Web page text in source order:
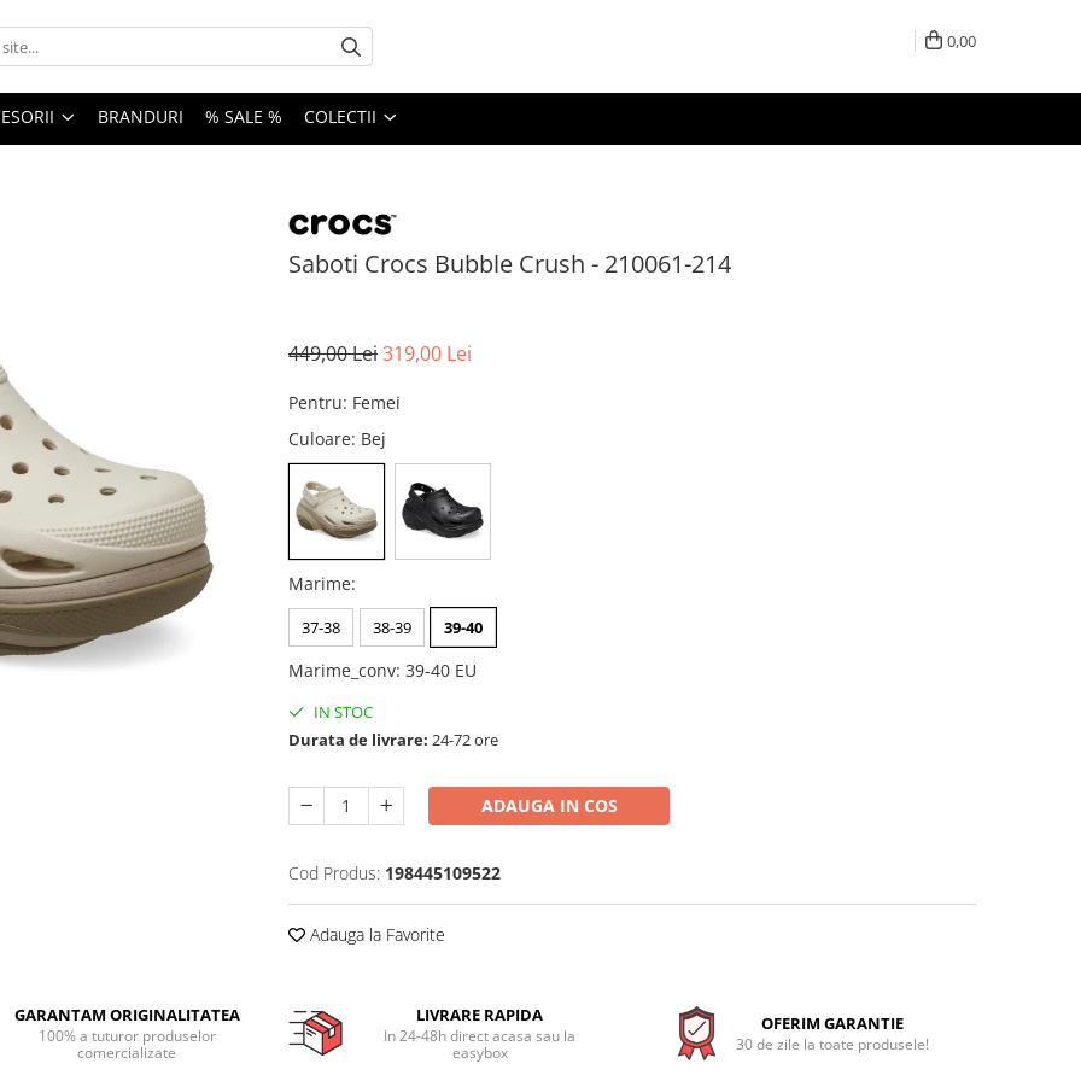
0,00
BRANDURI % SALE % COLECTII
Saboti Crocs Bubble Crush - 210061-214
449,00 Lei319,00 Lei
Pentru: Femei
Culoare: Bej
Marime:
37-38 38-39 39-40
Marime_conv: 39-40 EU
IN STOC
Durata de livrare: 24-72 ore
ADAUGA IN COS
Cod Produs: 198445109522
Adauga la Favorite
GARANTAM ORIGINALITATEA
100% a tuturor produselor
comercializate
LIVRARE RAPIDA
In 24-48h direct acasa sau la
easybox
OFERIM GARANTIE
30 de zile la toate produsele!